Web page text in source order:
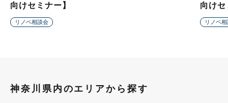
向けセミナー】
リノベ相談会
向け
リノベ
神奈川県内のエリアから探す